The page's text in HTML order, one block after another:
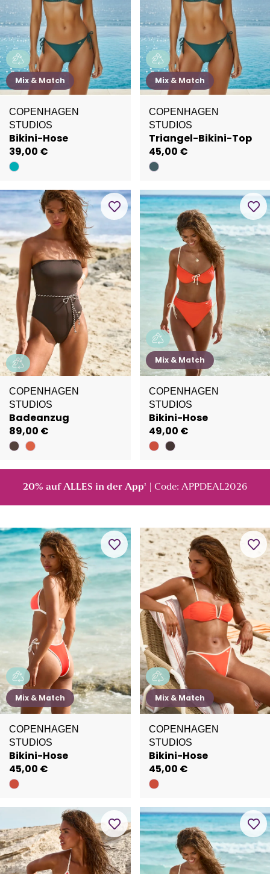
Mix & Match
COPENHAGEN
STUDIOS
Bikini-Hose
39,00 €
Mix & Match
COPENHAGEN
STUDIOS
Triangel-Bikini-Top
45,00 €
COPENHAGEN
STUDIOS
Badeanzug
89,00 €
Mix & Match
COPENHAGEN
STUDIOS
Bikini-Hose
49,00 €
20% auf ALLES in der App² | Code: APPDEAL2026
Mix & Match
COPENHAGEN
STUDIOS
Bikini-Hose
45,00 €
Mix & Match
COPENHAGEN
STUDIOS
Bikini-Hose
45,00 €